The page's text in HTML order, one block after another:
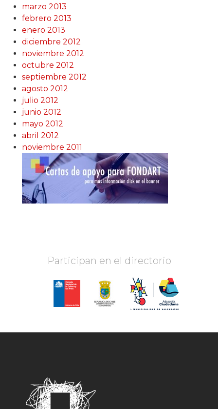
marzo 2013
febrero 2013
enero 2013
diciembre 2012
noviembre 2012
octubre 2012
septiembre 2012
agosto 2012
julio 2012
junio 2012
mayo 2012
abril 2012
noviembre 2011
Participan en el directorio